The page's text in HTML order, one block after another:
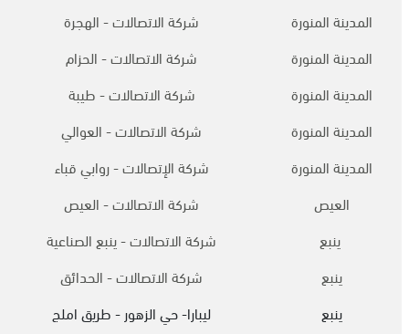
المدينة المنورة
شركة الاتصالات - الهجرة
المدينة المنورة
شركة الاتصالات - الحزام
المدينة المنورة
شركة الاتصالات - طيبة
المدينة المنورة
شركة الاتصالات - العوالي
المدينة المنورة
شركة الإتصالات - روابي قباء
العيص
شركة الاتصالات - العيص
ينبع
شركة الاتصالات - ينبع الصناعية
ينبع
شركة الاتصالات - الحدائق
ينبع
ليبارا- حي الزهور - طريق املج